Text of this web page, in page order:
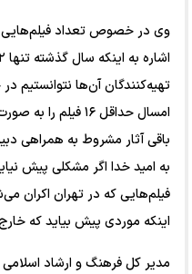
وی در خصوص تعداد فیلم‌هایی
تهیه‌کنندگان آن‌ها نتوانستیم
امسال حداقل ۱۶
باقی آثار مشروط به همراهی
به امید خدا اگر مشکلی پیش
فیلم‌هایی که در تهران اکران
اینکه موردی پیش بیاید که
مدیر کل فرهنگ و ارشاد